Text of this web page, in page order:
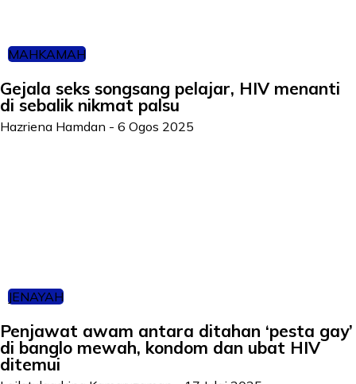
MAHKAMAH
Gejala seks songsang pelajar, HIV menanti
di sebalik nikmat palsu
Hazriena Hamdan - 6 Ogos 2025
JENAYAH
Penjawat awam antara ditahan ‘pesta gay’
di banglo mewah, kondom dan ubat HIV
ditemui